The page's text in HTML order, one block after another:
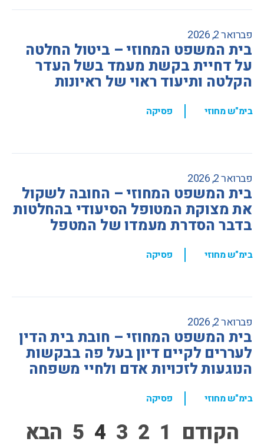
פברואר 2, 2026
בית המשפט המחוזי – ביטול החלטה
על דחיית בקשת מעמד בשל העדר
הקלטה ותיעוד ראוי של ראיונות
בימ"ש מחוזי , פסיקה
פברואר 2, 2026
בית המשפט המחוזי – החובה לשקול
את מצוקת המטופל הסיעודי בהחלטות
בדבר הסדרת מעמדו של המטפל
בימ"ש מחוזי , פסיקה
פברואר 2, 2026
בית המשפט המחוזי – חובת בית הדין
לעררים לקיים דיון בעל פה בבקשות
הנוגעות לזכויות אדם ולחיי משפחה
בימ"ש מחוזי , פסיקה
הקודם 1
2
3
4
5 הבא